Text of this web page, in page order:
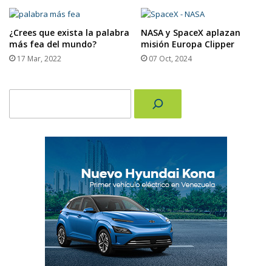
¿Crees que exista la palabra
más fea del mundo?
17 Mar, 2022
NASA y SpaceX aplazan
misión Europa Clipper
07 Oct, 2024